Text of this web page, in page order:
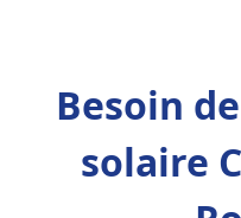
Besoin
solaire